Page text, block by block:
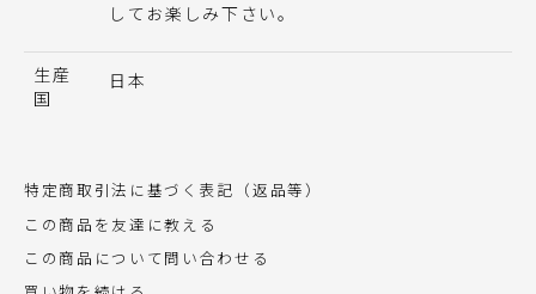
してお楽しみ下さい。
生産
国
日本
特定商取引法に基づく表記（返品等）
この商品を友達に教える
この商品について問い合わせる